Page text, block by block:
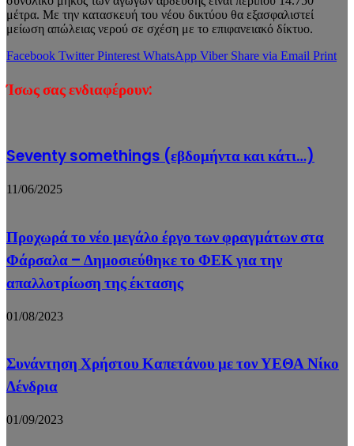
μέτρα. Με την κατασκευή του νέου δικτύου θα εξασφαλιστεί
μείωση απώλειας νερού σε σχέση με το επιφανειακό δίκτυο.
Facebook Twitter Pinterest WhatsApp Viber Share via Email Print
Ίσως σας ενδιαφέρουν:
Seventy somethings (εβδομήντα και κάτι…)
11/06/2025
Προχωρά το νέο μεγάλο έργο των φραγμάτων στα
Φάρσαλα – Δημοσιεύθηκε το ΦΕΚ για την
απαλλοτρίωση της έκτασης
01/08/2023
Συνάντηση Χρήστου Καπετάνου με τον ΥΕΘΑ Νίκο
Δένδρια
01/09/2023